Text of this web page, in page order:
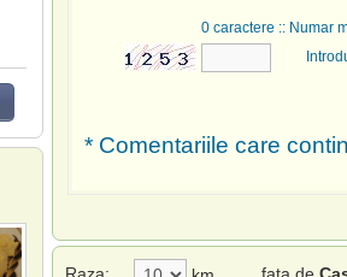
0 caractere :: Numar
* Comentariile care